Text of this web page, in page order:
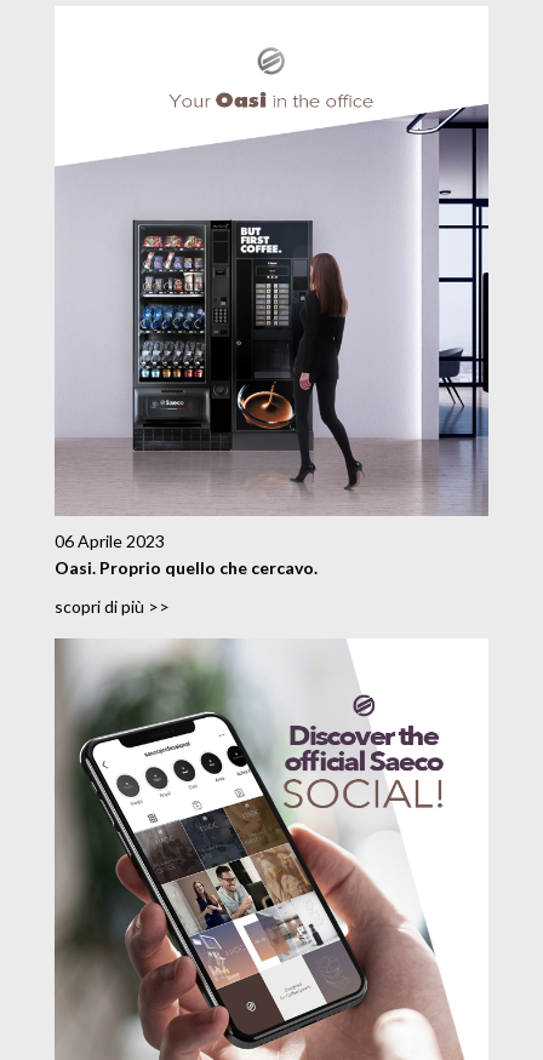
06 Aprile 2023
Oasi. Proprio quello che cercavo.
scopri di più >>